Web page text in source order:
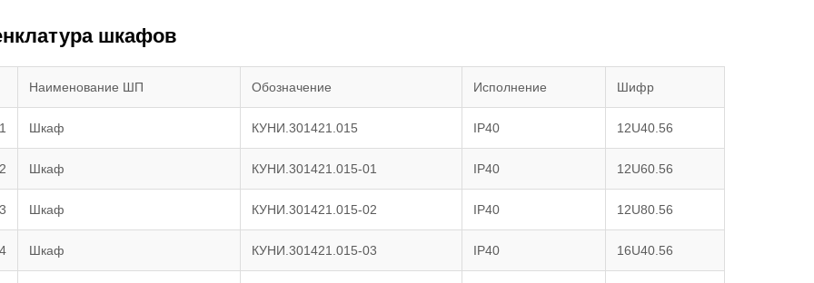
шкафов
Наименование ШП Обозначение Исполнение Шифр
1 Шкаф КУНИ.301421.015 IP40 12U40.56
2 Шкаф КУНИ.301421.015-01 IP40 12U60.56
3 Шкаф КУНИ.301421.015-02 IP40 12U80.56
4 Шкаф КУНИ.301421.015-03 IP40 16U40.56